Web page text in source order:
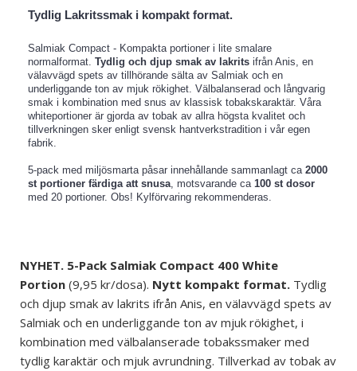
Tydlig Lakritssmak i kompakt format.
Salmiak Compact - Kompakta portioner i lite smalare
normalformat. Tydlig och djup smak av lakrits ifrån Anis, en
välavvägd spets av tillhörande sälta av Salmiak och en
underliggande ton av mjuk rökighet. Välbalanserad och långvarig
smak i kombination med snus av klassisk tobakskaraktär. Våra
whiteportioner är gjorda av tobak av allra högsta kvalitet och
tillverkningen sker enligt svensk hantverkstradition i vår egen
fabrik.
5-pack med miljösmarta påsar innehållande sammanlagt ca 2000
st portioner färdiga att snusa, motsvarande ca 100 st dosor
med 20 portioner. Obs! Kylförvaring rekommenderas.
NYHET. 5-Pack Salmiak Compact 400 White
Portion (9,95 kr/dosa). Nytt kompakt format. Tydlig
och djup smak av lakrits ifrån Anis, en välavvägd spets av
Salmiak och en underliggande ton av mjuk rökighet, i
kombination med välbalanserade tobakssmaker med
tydlig karaktär och mjuk avrundning. Tillverkad av tobak av